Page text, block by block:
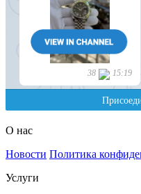
О нас
Новости Политика
Услуги